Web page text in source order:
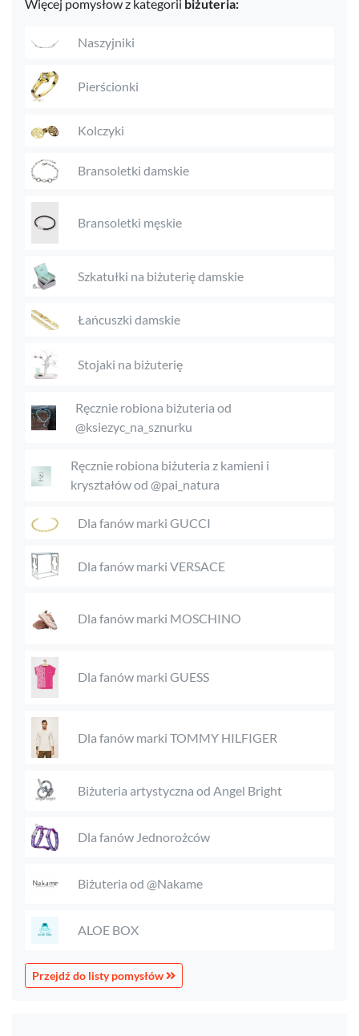
Więcej pomysłow z kategorii biżuteria:
Naszyjniki
Pierścionki
Kolczyki
Bransoletki damskie
Bransoletki męskie
Szkatułki na biżuterię damskie
Łańcuszki damskie
Stojaki na biżuterię
Ręcznie robiona biżuteria od
@ksiezyc_na_sznurku
Ręcznie robiona biżuteria z kamieni i
kryształów od @pai_natura
Dla fanów marki GUCCI
Dla fanów marki VERSACE
Dla fanów marki MOSCHINO
Dla fanów marki GUESS
Dla fanów marki TOMMY HILFIGER
Biżuteria artystyczna od Angel Bright
Dla fanów Jednorożców
Biżuteria od @Nakame
ALOE BOX
Przejdź do listy pomysłów